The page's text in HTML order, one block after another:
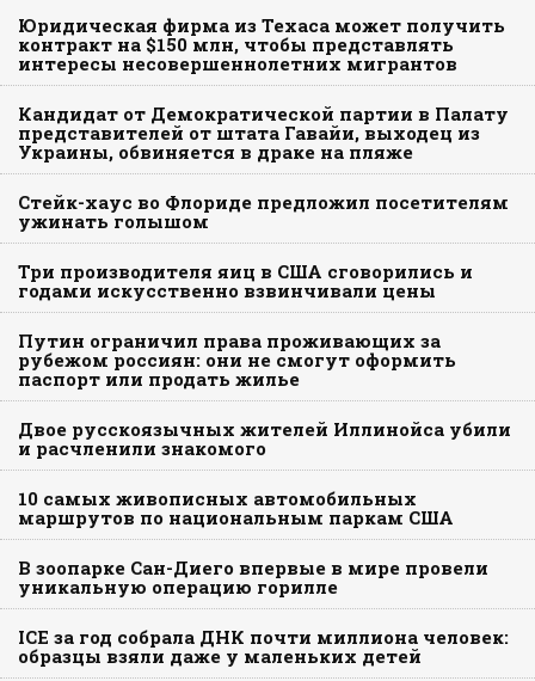
Юридическая фирма из Техаса может получить
контракт на $150 млн, чтобы представлять
интересы несовершеннолетних мигрантов
Кандидат от Демократической партии в Палату
представителей от штата Гавайи, выходец из
Украины, обвиняется в драке на пляже
Стейк-хаус во Флориде предложил посетителям
ужинать голышом
Три производителя яиц в США сговорились и
годами искусственно взвинчивали цены
Путин ограничил права проживающих за
рубежом россиян: они не смогут оформить
паспорт или продать жилье
Двое русскоязычных жителей Иллинойса убили
и расчленили знакомого
10 самых живописных автомобильных
маршрутов по национальным паркам США
В зоопарке Сан-Диего впервые в мире провели
уникальную операцию горилле
ICE за год собрала ДНК почти миллиона человек:
образцы взяли даже у маленьких детей